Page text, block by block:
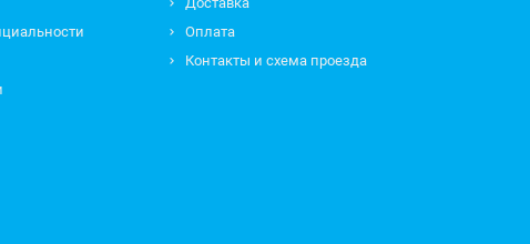
Оплата
Контакты и схема проезда